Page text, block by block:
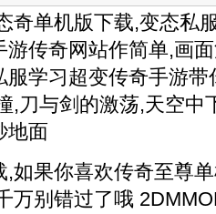
单机版下载,变态私
游传奇网站作简单,画
服学习超变传奇手游
,刀与剑的激荡,天空中
地面
,如果你喜欢传奇至尊
万别错过了哦